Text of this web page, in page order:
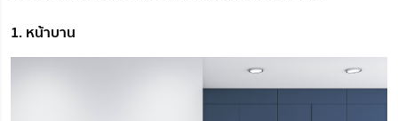
1. หน้าบาน